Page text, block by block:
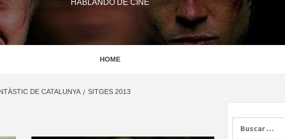
HABLANDO DE CINE
HOME
DE CATALUNYA SITGES 2013